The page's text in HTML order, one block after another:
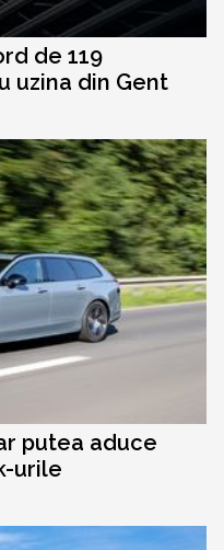
de 119
uzina din Gent
putea aduce
urile